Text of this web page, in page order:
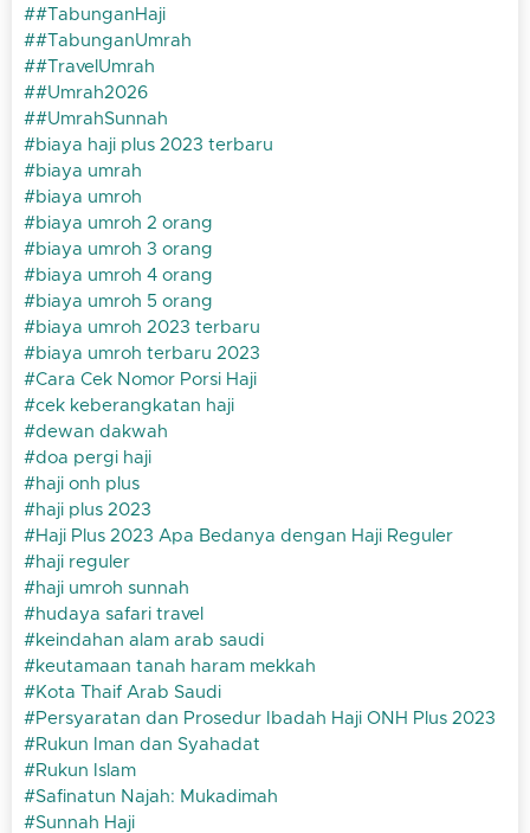
#TabunganHaji
#TabunganUmrah
#TravelUmrah
#Umrah2026
#UmrahSunnah
biaya haji plus 2023 terbaru
biaya umrah
biaya umroh
biaya umroh 2 orang
biaya umroh 3 orang
biaya umroh 4 orang
biaya umroh 5 orang
biaya umroh 2023 terbaru
biaya umroh terbaru 2023
Cara Cek Nomor Porsi Haji
cek keberangkatan haji
dewan dakwah
doa pergi haji
haji onh plus
haji plus 2023
Haji Plus 2023 Apa Bedanya dengan Haji Reguler
haji reguler
haji umroh sunnah
hudaya safari travel
keindahan alam arab saudi
keutamaan tanah haram mekkah
Kota Thaif Arab Saudi
Persyaratan dan Prosedur Ibadah Haji ONH Plus 2023
Rukun Iman dan Syahadat
Rukun Islam
Safinatun Najah: Mukadimah
Sunnah Haji